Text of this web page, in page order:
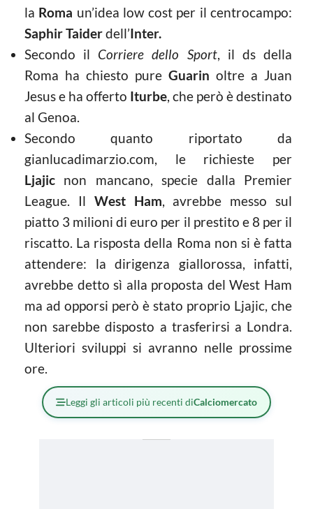
la Roma un’idea low cost per il centrocampo:
Saphir Taiderdell’Inter.
Secondo il Corriere dello Sport, il ds della
Roma ha chiesto pure Guarin oltre a Juan
Jesus e ha offerto Iturbe, che però è destinato
al Genoa.
Secondo quanto riportato da
gianlucadimarzio.com, le richieste per
Ljajic non mancano, specie dalla Premier
League. Il West Ham, avrebbe messo sul
piatto 3 milioni di euro per il prestito e 8 per il
riscatto. La risposta della Roma non si è fatta
attendere: la dirigenza giallorossa, infatti,
avrebbe detto sì alla proposta del West Ham
ma ad opporsi però è stato proprio Ljajic, che
non sarebbe disposto a trasferirsi a Londra.
Ulteriori sviluppi si avranno nelle prossime
ore.
Leggi gli articoli più recenti diCalciomercato